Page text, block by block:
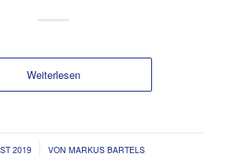
Weiterlesen
2019 VONMARKUS BARTELS